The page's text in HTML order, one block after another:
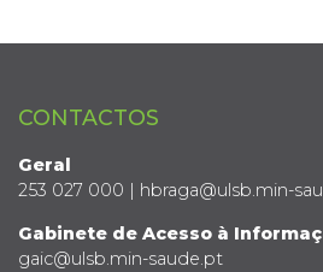
CONTACTOS
Geral
253 027 000 | hbraga@ulsb.min-
Gabinete de Acesso à
gaic@ulsb.min-saude.pt